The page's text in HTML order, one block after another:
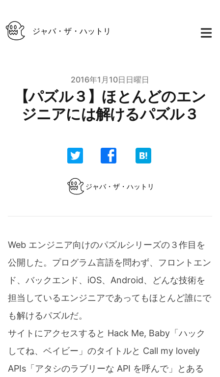
ジャバ・ザ・ハットリ
2016年1月10日日曜日
【パズル３】ほとんどのエン
ジニアには解けるパズル３
ジャバ・ザ・ハットリ
Web エンジニア向けのパズルシリーズの３作目を
公開した。プログラム言語を問わず、フロントエン
ド、バックエンド、iOS、Android、どんな技術を
担当しているエンジニアであってもほとんど誰にで
も解けるパズルだ。
サイトにアクセスすると Hack Me, Baby「ハック
してね、ベイビー」のタイトルと Call my lovely
APIs「アタシのラブリーな API を呼んで」とある